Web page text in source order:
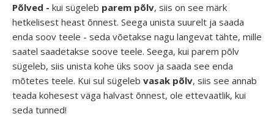
Põlved - kui sügeleb parem põlv, siis on see märk
hetkelisest heast õnnest. Seega unista suurelt ja saada
enda soov teele - seda võetakse nagu langevat tähte, mille
saatel saadetakse soove teele. Seega, kui parem põlv
sügeleb, siis unista kohe üks soov ja saada see enda
mõtetes teele. Kui sul sügeleb vasak põlv, siis see annab
teada kohesest väga halvast õnnest, ole ettevaatlik, kui
seda tunned!